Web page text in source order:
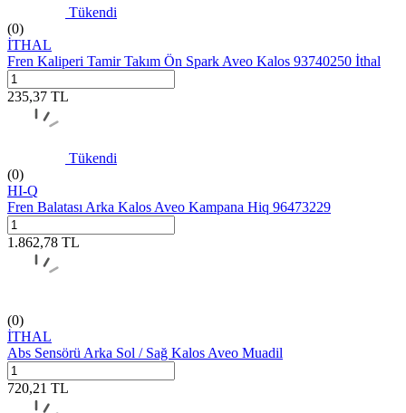
Tükendi
(0)
İTHAL
Fren Kaliperi Tamir Takım Ön Spark Aveo Kalos 93740250 İthal
235,37 TL
Tükendi
(0)
HI-Q
Fren Balatası Arka Kalos Aveo Kampana Hiq 96473229
1.862,78 TL
(0)
İTHAL
Abs Sensörü Arka Sol / Sağ Kalos Aveo Muadil
720,21 TL